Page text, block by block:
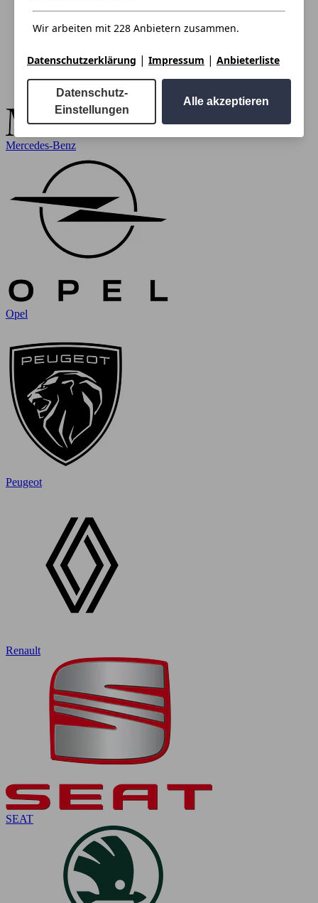
Mercedes-Benz
Opel
Peugeot
Renault
SEAT
Wir arbeiten mit 228 Anbietern zusammen.
Datenschutzerklärung | Impressum | Anbieterliste
Datenschutz-
Einstellungen
Alle akzeptieren